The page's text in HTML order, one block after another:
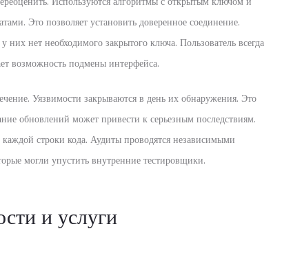
Это позволяет установить доверенное соединение.
нет необходимого закрытого ключа. Пользователь всегда
возможность подмены интерфейса.
Уязвимости закрываются в день их обнаружения. Это
обновлений может привести к серьезным последствиям.
строки кода. Аудиты проводятся независимыми
могли упустить внутренние тестировщики.
и услуги